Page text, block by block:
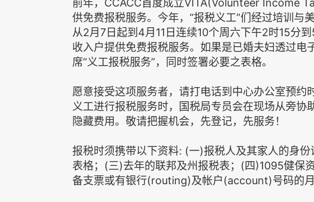
前年，CCACC首度成立VITA(Volunteer Income
供免费报税服务。今年，“报税义工”们经过培训与
从2月7日起到4月11日连续10个周六下午2时15分
收入户提供免费报税服务。如果是已婚夫妇透过电
席“义工报税服务”，同时签署必要之表格。
愿意接受这项服务者，请打电话到中心办公室预约
义工进行报税服务时，国税局专员会在现场从旁协
隐藏费用。敬请把握机会，先登记，先服务！
报税时须携带以下资料: (一)报税人及其家人的身
表格；(三)去年的联邦及州报税表；(四)1095健保
备支票或有银行(routing)及帐户(account)号码的月